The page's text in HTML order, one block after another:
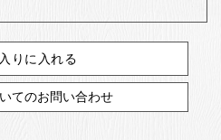
りに入れる
てのお問い合わせ